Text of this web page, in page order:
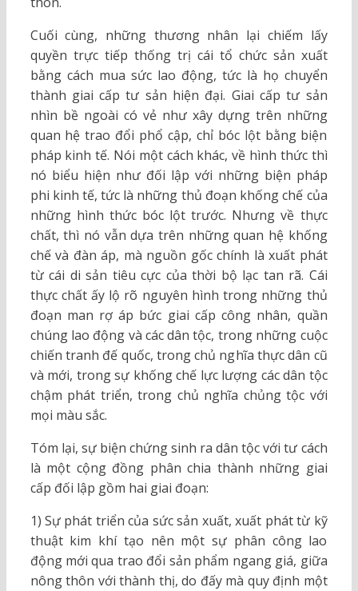
Cuối cùng, những thương nhân lại chiếm lấy
quyền trực tiếp thống trị cái tổ chức sản xuất
bằng cách mua sức lao động, tức là họ chuyển
thành giai cấp tư sản hiện đại. Giai cấp tư sản
nhìn bề ngoài có vẻ như xây dựng trên những
quan hệ trao đổi phổ cập, chỉ bóc lột bằng biện
pháp kinh tế. Nói một cách khác, về hình thức thì
nó biểu hiện như đối lập với những biện pháp
phi kinh tế, tức là những thủ đoạn khống chế của
những hình thức bóc lột trước. Nhưng về thực
chất, thì nó vẫn dựa trên những quan hệ khống
chế và đàn áp, mà nguồn gốc chính là xuất phát
từ cái di sản tiêu cực của thời bộ lạc tan rã. Cái
thực chất ấy lộ rõ nguyên hình trong những thủ
đoạn man rợ áp bức giai cấp công nhân, quần
chúng lao động và các dân tộc, trong những cuộc
chiến tranh đế quốc, trong chủ nghĩa thực dân cũ
và mới, trong sự khống chế lực lượng các dân tộc
chậm phát triển, trong chủ nghĩa chủng tộc với
mọi màu sắc.
Tóm lại, sự biện chứng sinh ra dân tộc với tư cách
là một cộng đồng phân chia thành những giai
cấp đối lập gồm hai giai đoạn:
1) Sự phát triển của sức sản xuất, xuất phát từ kỹ
thuật kim khí tạo nên một sự phân công lao
động mới qua trao đổi sản phẩm ngang giá, giữa
nông thôn với thành thị, do đấy mà quy định một